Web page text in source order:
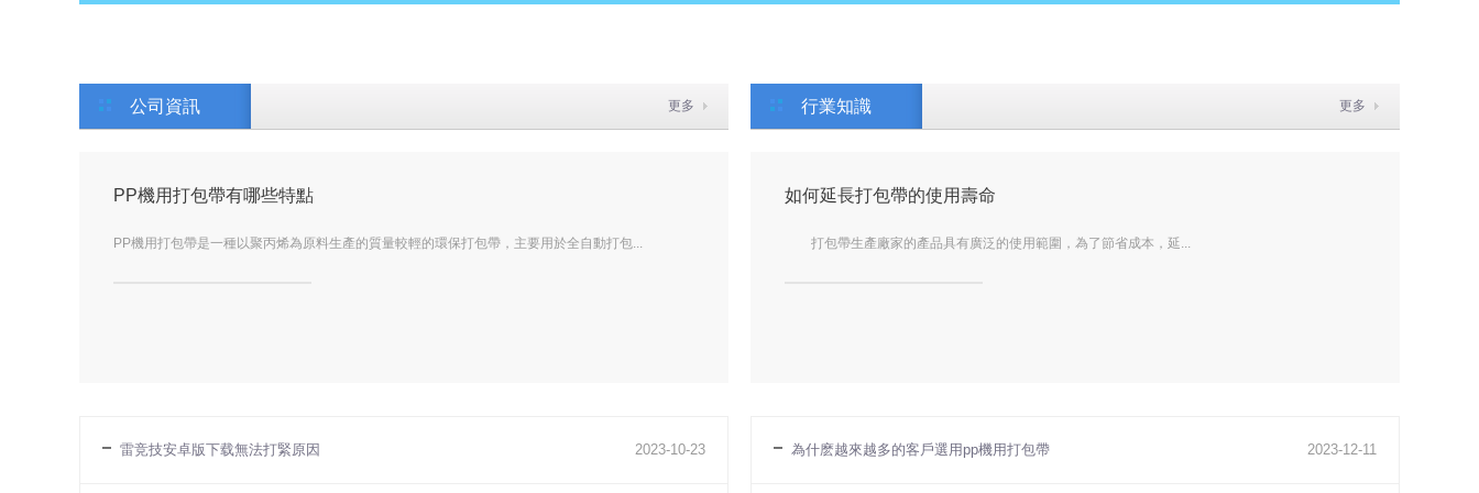
更多
公司資訊
PP機用打包帶有哪些特點
PP機用打包帶是一種以聚丙烯為原料生產的質量較輕的環保打包帶，主要用於全自動打包...
2023-10-23
雷竞技安卓版下载無法打緊原因
更多
行業知識
如何延長打包帶的使用壽命
打包帶生產廠家的產品具有廣泛的使用範圍，為了節省成本，延...
2023-12-11
為什麽越來越多的客戶選用pp機用打包帶